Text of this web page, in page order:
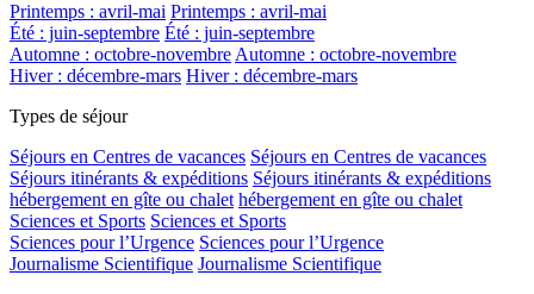
Printemps : avril-mai Printemps : avril-mai
Été : juin-septembre Été : juin-septembre
Automne : octobre-novembreAutomne : octobre-novembre
Hiver : décembre-mars Hiver : décembre-mars
Types de séjour
Séjours en Centres de vacances Séjours en Centres de vacances
Séjours itinérants & expéditions Séjours itinérants & expéditions
hébergement en gîte ou chalet hébergement en gîte ou chalet
Sciences et Sports Sciences et Sports
Sciences pour l’Urgence Sciences pour l’Urgence
Journalisme Scientifique Journalisme Scientifique